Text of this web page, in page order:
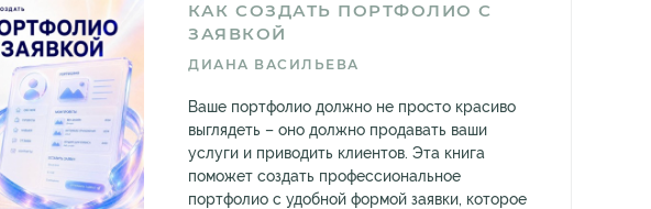
КАК СОЗДАТЬ ПОРТФОЛИО С
ЗАЯВКОЙ
ДИАНА ВАСИЛЬЕВА
Ваше портфолио должно не просто красиво
выглядеть – оно должно продавать ваши
услуги и приводить клиентов. Эта книга
поможет создать профессиональное
портфолио с удобной формой заявки, которое